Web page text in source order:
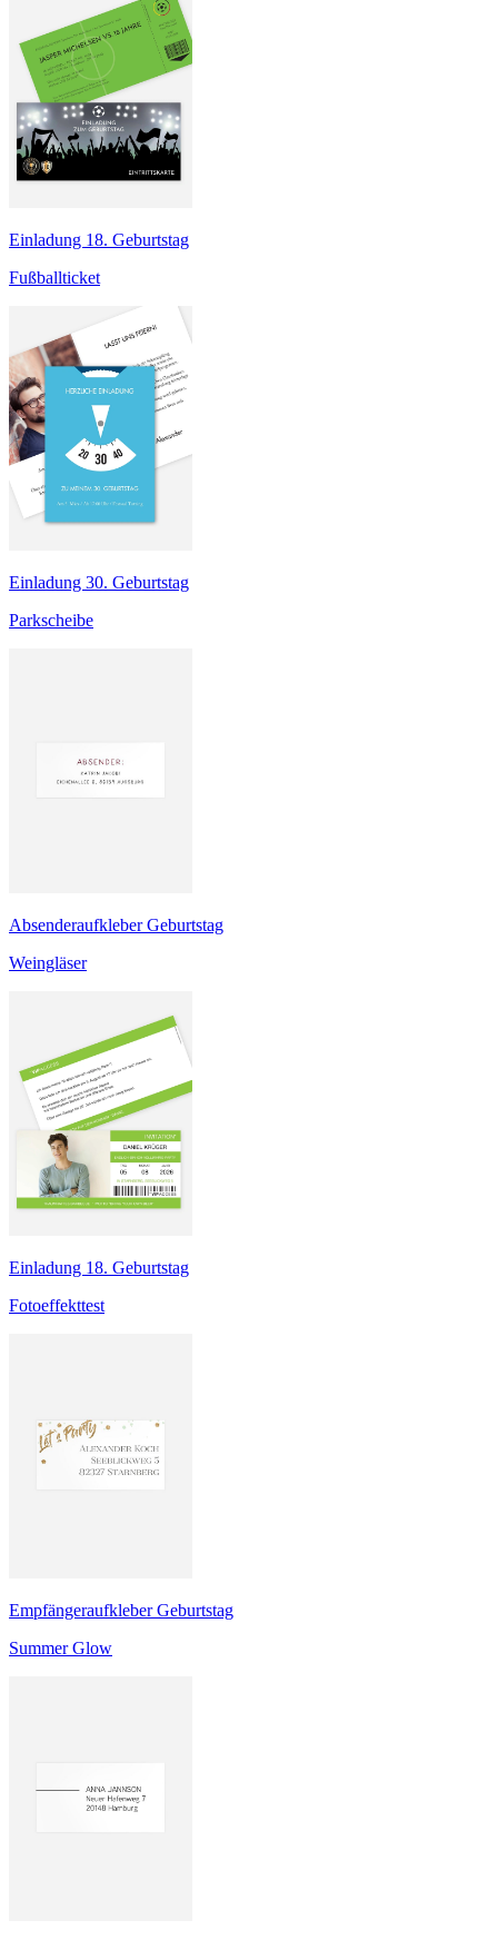
Einladung 18. Geburtstag
Fußballticket
Einladung 30. Geburtstag
Parkscheibe
Absenderaufkleber Geburtstag
Weingläser
Einladung 18. Geburtstag
Fotoeffekttest
Empfängeraufkleber Geburtstag
Summer Glow